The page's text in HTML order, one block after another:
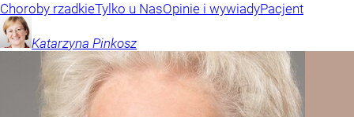
Choroby rzadkieTylko u NasOpinie i wywiadyPacjent
Katarzyna Pinkosz